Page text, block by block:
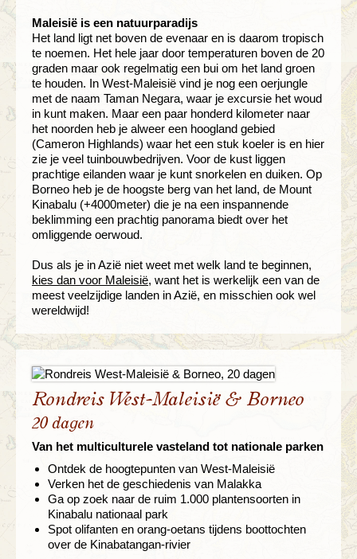
Maleisië is een natuurparadijs
Het land ligt net boven de evenaar en is daarom tropisch
te noemen. Het hele jaar door temperaturen boven de 20
graden maar ook regelmatig een bui om het land groen
te houden. In West-Maleisië vind je nog een oerjungle
met de naam Taman Negara, waar je excursie het woud
in kunt maken. Maar een paar honderd kilometer naar
het noorden heb je alweer een hoogland gebied
(Cameron Highlands) waar het een stuk koeler is en hier
zie je veel tuinbouwbedrijven. Voor de kust liggen
prachtige eilanden waar je kunt snorkelen en duiken. Op
Borneo heb je de hoogste berg van het land, de Mount
Kinabalu (+4000meter) die je na een inspannende
beklimming een prachtig panorama biedt over het
omliggende oerwoud.
Dus als je in Azië niet weet met welk land te beginnen,
kies dan voor Maleisië, want het is werkelijk een van de
meest veelzijdige landen in Azië, en misschien ook wel
wereldwijd!
Rondreis West-Maleisië & Borneo
20 dagen
Van het multiculturele vasteland tot nationale parken
Ontdek de hoogtepunten van West-Maleisië
Verken het de geschiedenis van Malakka
Ga op zoek naar de ruim 1.000 plantensoorten in
Kinabalu nationaal park
Spot olifanten en orang-oetans tijdens boottochten
over de Kinabatangan-rivier